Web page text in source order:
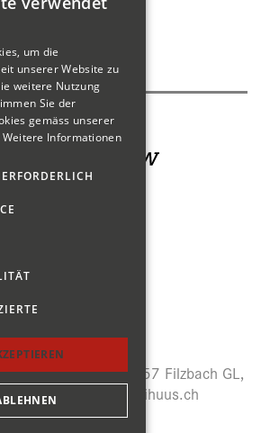
27, CH-8757 Filzbach GL,
64 14,
info@menzihuus.ch
um die
unserer Website zu
weitere Nutzung
Sie der
gemäss unserer
Weitere Informationen